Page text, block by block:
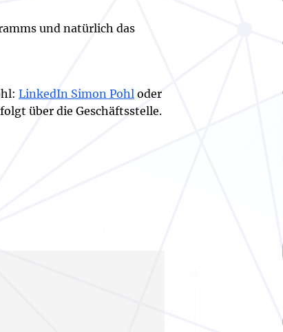
und natürlich das
LinkedIn Simon Pohl oder
über die Geschäftsstelle.